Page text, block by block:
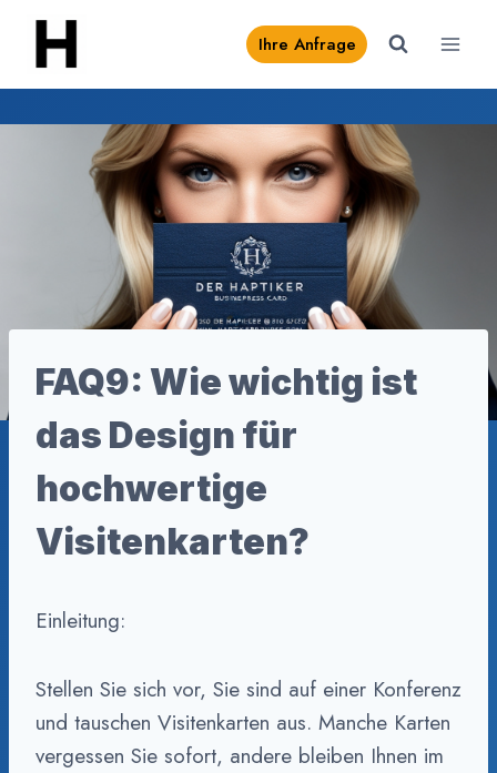
springen
Ihre Anfrage
FAQ9: Wie wichtig ist
das Design für
hochwertige
Visitenkarten?
Einleitung:
Stellen Sie sich vor, Sie sind auf einer Konferenz
und tauschen Visitenkarten aus. Manche Karten
vergessen Sie sofort, andere bleiben Ihnen im